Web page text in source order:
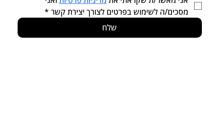
מסכים/ה לשימוש בפרטים לצורך יצירת קשר *
שלח